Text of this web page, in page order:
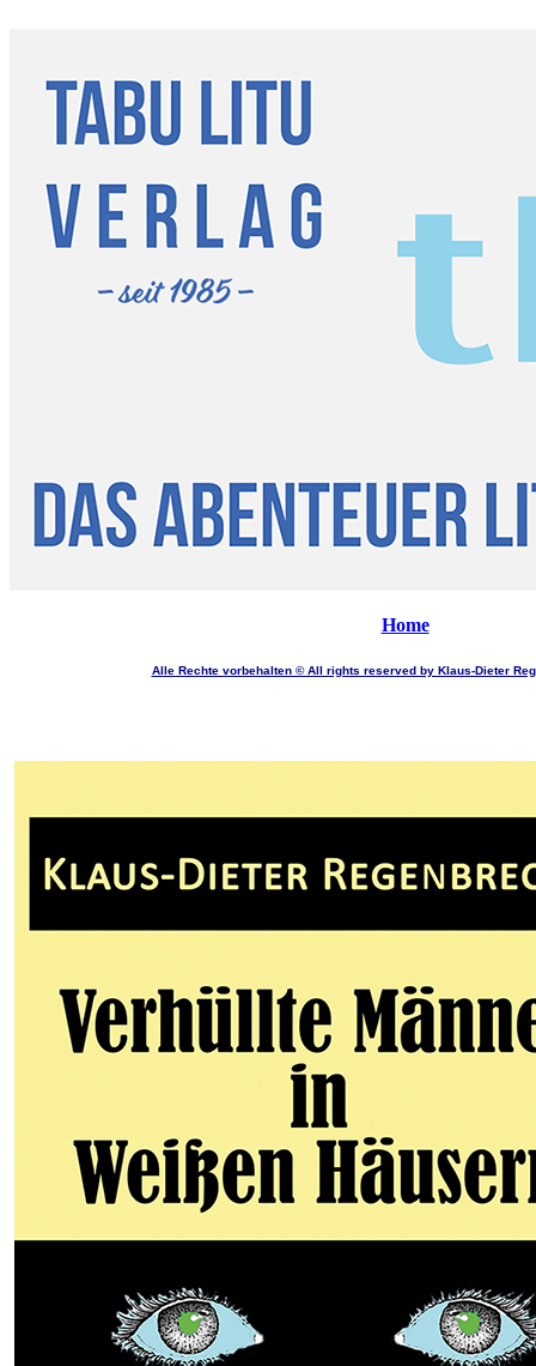
Home
Alle Rechte vorbehalten © All rights reserved by Klaus-Dieter